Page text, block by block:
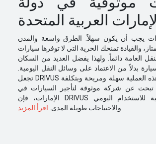
يجب أن يكون سهلاً. الطرق واسعة والمدن
والقيادة تمنحك الحرية التي لا توفرها سيارات
العامة دائماً. ولهذا يفضل العديد من السكان
بدلاً من الاعتماد على وسائل النقل اليومية.
تجعل DRIVUS لتأجير السيارات هذه العملية سهلة ومريحة وبتكلفة
تبحث عن شركة موثوقة لتأجير السيارات في
الإمارات، فإن DRIVUS تقدم حلولاً عملية للاستخدام اليومي
والاحتياجات طويلة المدى. اقرأ المزيد